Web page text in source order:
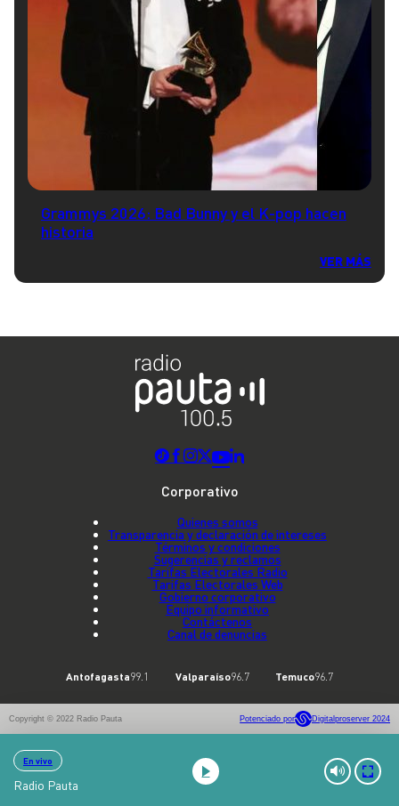
Grammys 2026: Bad Bunny y el K-pop hacen
historia
VER MÁS
En vivo
Radio Pauta
Corporativo
Quienes somos
Transparencia y declaración de intereses
Términos y condiciones
Sugerencias y reclamos
Tarifas Electorales Radio
Tarifas Electorales Web
Gobierno corporativo
Equipo informativo
Contáctenos
Canal de denuncias
Antofagasta99.1 Valparaíso96.7 Temuco96.7
Copyright © 2022 Radio Pauta Potenciado por Digitalproserver 2024